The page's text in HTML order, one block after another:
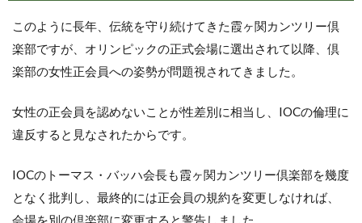
このように長年、伝統を守り続けてきた霞ヶ関カンツリー倶
楽部ですが、オリンピックの正式会場に選出されて以降、倶
楽部の女性正会員への姿勢が問題視されてきました。
女性の正会員を認めないことが性差別に相当し、IOCの倫理に
違反すると見なされたからです。
IOCのトーマス・バッハ会長も霞ヶ関カンツリー倶楽部を幾度
となく批判し、最終的には正会員の規約を変更しなければ、
会場を別の倶楽部に変更すると警告しました。